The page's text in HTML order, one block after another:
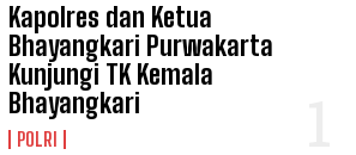
Kapolres dan Ketua
Bhayangkari Purwakarta
Kunjungi TK Kemala
Bhayangkari
POLRI